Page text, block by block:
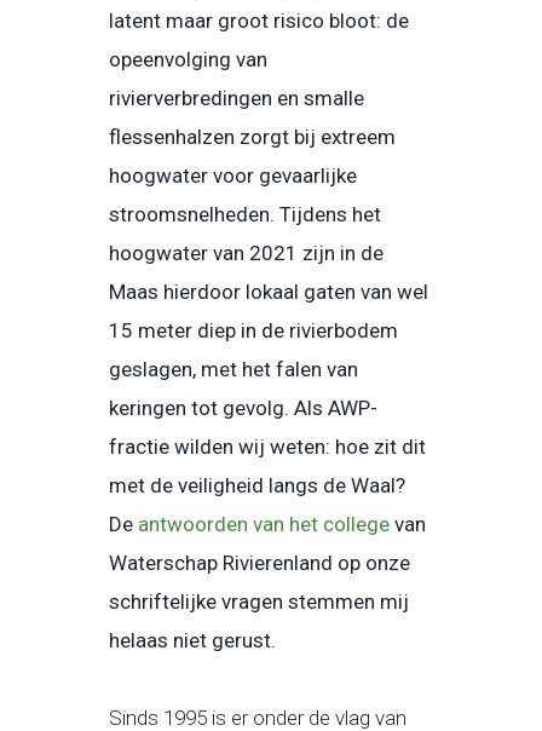
latent maar groot risico bloot: de
opeenvolging van
rivierverbredingen en smalle
flessenhalzen zorgt bij extreem
hoogwater voor gevaarlijke
stroomsnelheden. Tijdens het
hoogwater van 2021 zijn in de
Maas hierdoor lokaal gaten van wel
15 meter diep in de rivierbodem
geslagen, met het falen van
keringen tot gevolg. Als AWP-
fractie wilden wij weten: hoe zit dit
met de veiligheid langs de Waal?
De antwoorden van het collegevan
Waterschap Rivierenland op onze
schriftelijke vragen stemmen mij
helaas niet gerust.
Sinds 1995 is er onder de vlag van